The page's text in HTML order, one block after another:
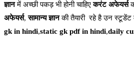
ज्ञानमें अच्छी पकड़ भी होनी चाहिएकरंट अफेयर्स
अफेयर्स,सामान्य ज्ञानकी तैयारी रहे है उन
gk in hindi,static gk pdf in hindi,daily